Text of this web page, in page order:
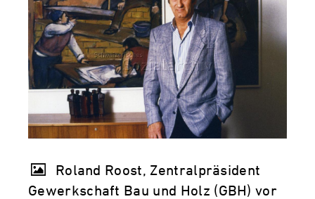
Roland Roost, Zentralpräsident
Gewerkschaft Bau und Holz (GBH) vor